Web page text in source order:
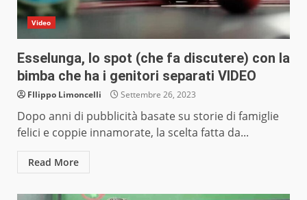
Video
Esselunga, lo spot (che fa discutere) con la
bimba che ha i genitori separati VIDEO
FIlippo Limoncelli Settembre 26, 2023
Dopo anni di pubblicità basate su storie di famiglie
felici e coppie innamorate, la scelta fatta da...
Read More